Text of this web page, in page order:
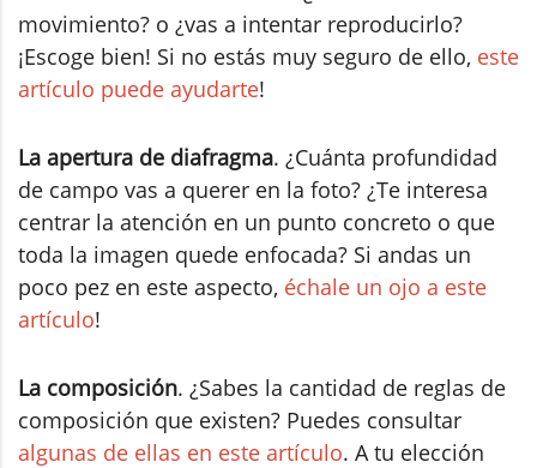
movimiento? o ¿vas a intentar reproducirlo?
¡Escoge bien! Si no estás muy seguro de ello, este
artículo puede ayudarte!
La apertura de diafragma. ¿Cuánta profundidad
de campo vas a querer en la foto? ¿Te interesa
centrar la atención en un punto concreto o que
toda la imagen quede enfocada? Si andas un
poco pez en este aspecto, échale un ojo a este
artículo!
La composición. ¿Sabes la cantidad de reglas de
composición que existen? Puedes consultar
algunas de ellas en este artículo. A tu elección